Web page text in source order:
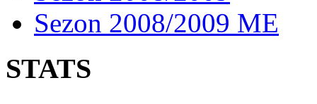
Sezon 2008/2009 ME
STATS